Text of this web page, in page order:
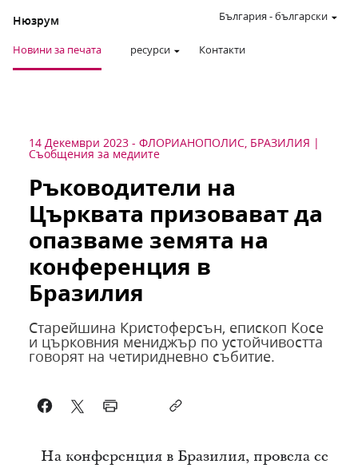
Нюзрум
Новини за печата ресурси Контакти
България -български
14 Декември 2023 - ФЛОРИАНОПОЛИС, БРАЗИЛИЯ
Съобщения за медиите
Ръководители на
Църквата призовават да
опазваме земята на
конференция в
Бразилия
Старейшина Кристоферсън, епископ Косе
и църковния мениджър по устойчивостта
говорят на четиридневно събитие.
На конференция в Бразилия, провела се